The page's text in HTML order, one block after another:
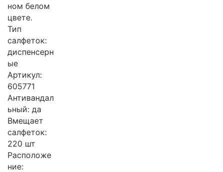
ном белом
цвете.
Тип
салфеток:
диспенсерн
ые
Артикул:
605771
Антивандал
ьный: да
Вмещает
салфеток:
220 шт
Расположе
ние: